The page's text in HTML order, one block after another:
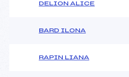
DELION ALICE
BARD ILONA
RAPIN LIANA